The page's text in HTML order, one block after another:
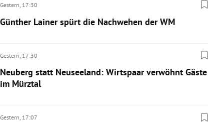
Gestern, 17:30
Günther Lainer spürt die Nachwehen der WM
Gestern, 17:30
Neuberg statt Neuseeland: Wirtspaar verwöhnt Gäste
im Mürztal
Gestern, 17:07